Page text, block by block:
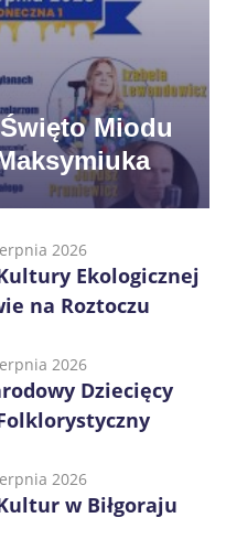
Miodu
2026
Ekologicznej
na Roztoczu
2026
Dziecięcy
2026
w Biłgoraju